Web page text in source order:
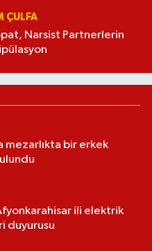
ÇULFA
Narsist Partnerlerin
mezarlıkta bir erkek
ili elektrik
duyurusu